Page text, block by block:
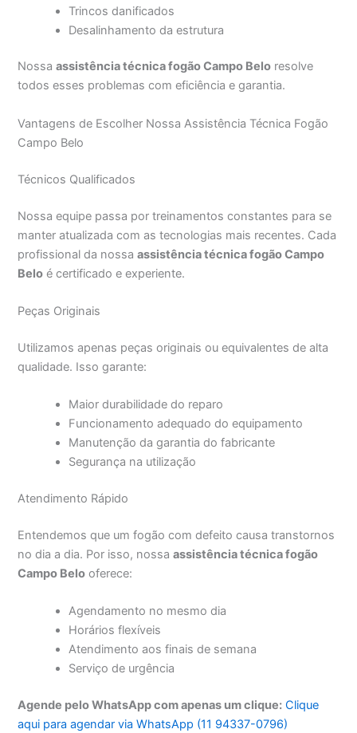
Trincos danificados
Desalinhamento da estrutura
Nossaassistência técnica fogão Campo Belo resolve
todos esses problemas com eficiência e garantia.
Vantagens de Escolher Nossa Assistência Técnica Fogão
Campo Belo
Técnicos Qualificados
Nossa equipe passa por treinamentos constantes para se
manter atualizada com as tecnologias mais recentes. Cada
profissional da nossaassistência técnica fogão Campo
Belo é certificado e experiente.
Peças Originais
Utilizamos apenas peças originais ou equivalentes de alta
qualidade. Isso garante:
Maior durabilidade do reparo
Funcionamento adequado do equipamento
Manutenção da garantia do fabricante
Segurança na utilização
Atendimento Rápido
Entendemos que um fogão com defeito causa transtornos
no dia a dia. Por isso, nossaassistência técnica fogão
Campo Belo oferece:
Agendamento no mesmo dia
Horários flexíveis
Atendimento aos finais de semana
Serviço de urgência
Agende pelo WhatsApp com apenas um clique: Clique
aqui para agendar via WhatsApp (11 94337-0796)